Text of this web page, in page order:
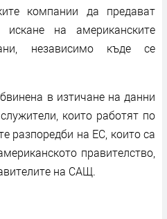
компании да предават
на американските
независимо къде се
в изтичане на данни
които работят по
разпоредби на ЕС, които са
правителство,
на САЩ.